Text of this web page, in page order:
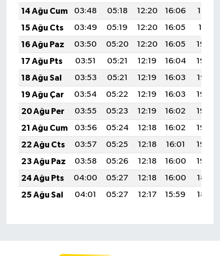
14 Ağu Cum
03:48 05:18 12:20 16:06
19:12
15 Ağu Cts
03:49 05:19 12:20 16:05
19:11
16 Ağu Paz
03:50 05:20 12:20 16:05
19:09
17 Ağu Pts
03:51 05:21 12:19 16:04
19:08
18 Ağu Sal
03:53 05:21 12:19 16:03
19:07
19 Ağu Çar
03:54 05:22 12:19 16:03
19:06
20 Ağu Per
03:55 05:23 12:19 16:02
19:04
21 Ağu Cum
03:56 05:24 12:18 16:02
19:03
22 Ağu Cts
03:57 05:25 12:18 16:01
19:02
23 Ağu Paz
03:58 05:26 12:18 16:00
19:00
24 Ağu Pts
04:00 05:27 12:18 16:00
18:59
25 Ağu Sal
04:01 05:27 12:17 15:59 18:58